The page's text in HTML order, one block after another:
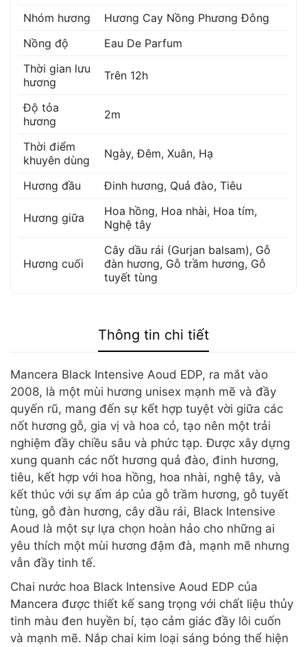
Nhóm hương
Hương Cay Nồng Phương Đông
Nồng độ
Eau De Parfum
Thời gian lưu
hương
Trên 12h
Độ tỏa
hương
2m
Thời điểm
khuyên dùng
Ngày, Đêm, Xuân, Hạ
Hương đầu Đinh hương, Quả đào, Tiêu
Hương giữa Hoa hồng, Hoa nhài, Hoa tím,
Nghệ tây
Hương cuối
Cây dầu rái (Gurjan balsam), Gỗ
đàn hương, Gỗ trầm hương, Gỗ
tuyết tùng
Thông tin chi tiết
Mancera Black Intensive Aoud EDP, ra mắt vào
2008, là một mùi hương unisex mạnh mẽ và đầy
quyến rũ, mang đến sự kết hợp tuyệt vời giữa các
nốt hương gỗ, gia vị và hoa cỏ, tạo nên một trải
nghiệm đầy chiều sâu và phức tạp. Được xây dựng
xung quanh các nốt hương quả đào, đinh hương,
tiêu, kết hợp với hoa hồng, hoa nhài, nghệ tây, và
kết thúc với sự ấm áp của gỗ trầm hương, gỗ tuyết
tùng, gỗ đàn hương, cây dầu rái, Black Intensive
Aoud là một sự lựa chọn hoàn hảo cho những ai
yêu thích một mùi hương đậm đà, mạnh mẽ nhưng
vẫn đầy tinh tế.
Chai nước hoa Black Intensive Aoud EDP của
Mancera được thiết kế sang trọng với chất liệu thủy
tinh màu đen huyền bí, tạo cảm giác đầy lôi cuốn
và mạnh mẽ. Nắp chai kim loại sáng bóng thể hiện